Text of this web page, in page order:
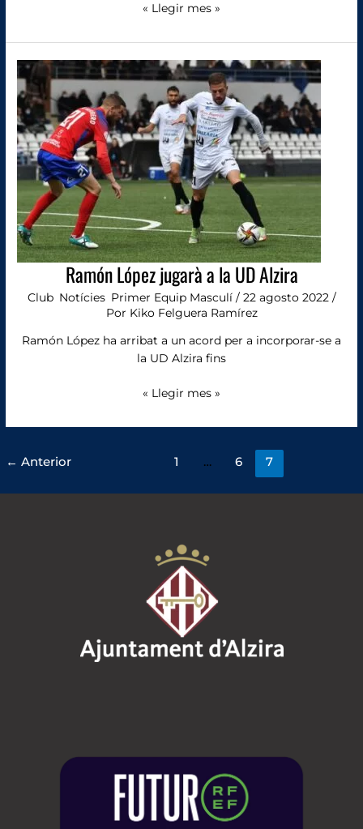
« Llegir mes »
Ramón López jugarà a la UD Alzira
Club, Notícies, Primer Equip Masculí/ 22 agosto 2022 /
Por Kiko Felguera Ramírez
Ramón López ha arribat a un acord per a incorporar-se a
la UD Alzira fins
López
jugarà
a
la
UD
Alzira
« Llegir mes »
← Anterior 1 … 6 7